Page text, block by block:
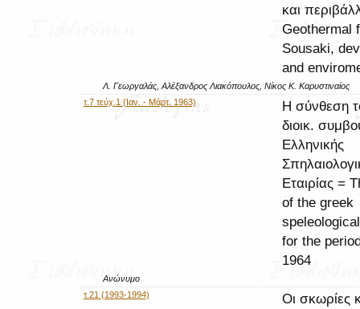
και
Geothermal
Sousaki,
and
Λ. Γεωργαλάς, Αλέξανδρος Λιακόπουλος, Νίκος Κ. Καρυστιναίος
τ.7 τεύχ.1 (Ιαν. - Μάρτ. 1963)
Η σύνθεση
διοικ.
Ελληνικής
Εταιρίας =
of the greek
for the
1964
Ανώνυμο
τ.21 (1993-1994)
Οι σκωρίες